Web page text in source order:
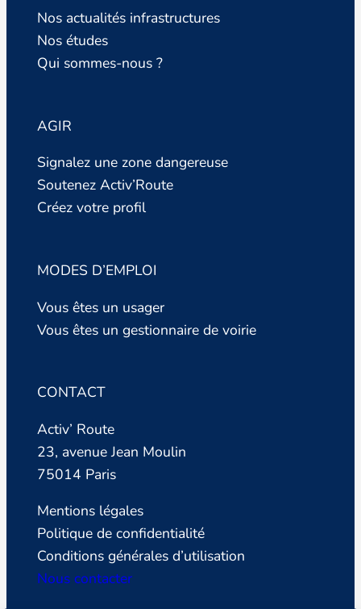
Nos actualités infrastructures
Nos études
Qui sommes-nous ?
AGIR
Signalez une zone dangereuse
Soutenez Activ’Route
Créez votre profil
MODES D’EMPLOI
Vous êtes un usager
Vous êtes un gestionnaire de voirie
CONTACT
Activ’ Route
23, avenue Jean Moulin
75014 Paris
Mentions légales
Politique de confidentialité
Conditions générales d’utilisation
Nous contacter